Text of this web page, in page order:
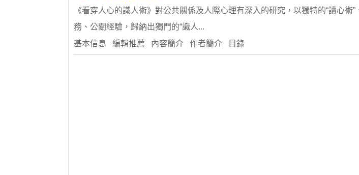
《看穿人心的識人術》對公共關係及人際心理有深入的研究，以獨特的“讀心術
務、公關經驗，歸納出獨門的“識人...
基本信息 編輯推薦 內容簡介 作者簡介 目錄